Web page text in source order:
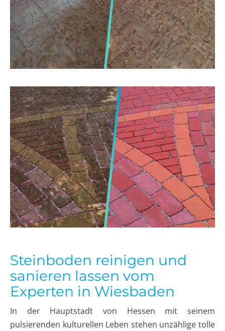
Steinboden reinigen und
sanieren lassen vom
Experten in Wiesbaden
In der Hauptstadt von Hessen mit seinem
pulsierenden kulturellen Leben stehen unzählige tolle